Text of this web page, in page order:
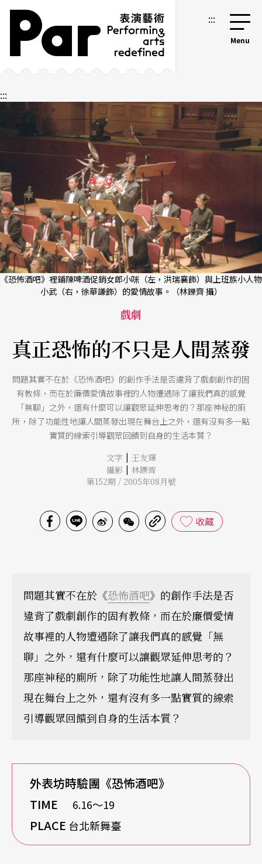
跳到主要內容區塊
網站導覽 :::
:::
《恐怖酒吧》裡鋪陳啤酒促銷女郎小咪（左，洪瑞襄飾）與上班族小人物
小武（右，徐華謙飾）的愛情故事。（林鑠齊 攝）
戲劇
真正恐怖的不只是人間蒸發
問題其實不在於《恐怖酒吧》的創作手法是否違背了戲劇創作的固
有教條，而在於廉價愛情故事裡的人物遭遇除了讓我們真的感覺
「無聊」之外，還有什麼可以讓觀眾延伸思考的？那座神秘的廁
所，除了功能性地讓人間蒸發出現在舞台上之外，還有沒有多一點
實質的線索引導觀眾回饋到自身的生活本質？
文字 | 王友輝
攝影 | 林鑠齊
第152期 / 2005年08月號
收藏
問題其實不在於《恐怖酒吧》的創作手法是否
違背了戲劇創作的固有教條，而在於廉價愛情
故事裡的人物遭遇除了讓我們真的感覺「無
聊」之外，還有什麼可以讓觀眾延伸思考的？
那座神秘的廁所，除了功能性地讓人間蒸發出
現在舞台上之外，還有沒有多一點實質的線索
引導觀眾回饋到自身的生活本質？
外表坊時驗團《恐怖酒吧》
TIME 6.16〜19
PLACE 台北新舞臺